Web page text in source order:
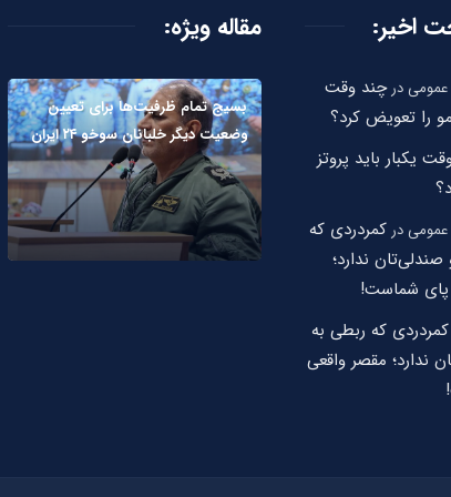
اخیر:
عمومیدرچند وقت
مو را تعویض کرد؟
یکبار باید پروتز
عمومیدر کمردردی که
ندارد؛
پای شماست!
کمردردی که ربطی به
ندارد؛ مقصر واقعی
مقاله ویژه:
بسیج تمام ظرفیت‌ها برای تعیین
وضعیت دیگر خلبانان سوخو ۲۴ ایران